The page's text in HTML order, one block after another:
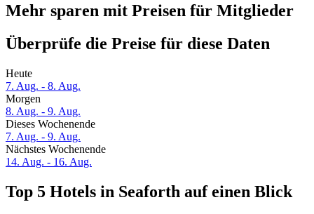
Mehr sparen mit Preisen für Mitglieder
Überprüfe die Preise für diese Daten
Heute
7. Aug. - 8. Aug.
Morgen
8. Aug. - 9. Aug.
Dieses Wochenende
7. Aug. - 9. Aug.
Nächstes Wochenende
14. Aug. - 16. Aug.
Top 5 Hotels in Seaforth auf einen Blick